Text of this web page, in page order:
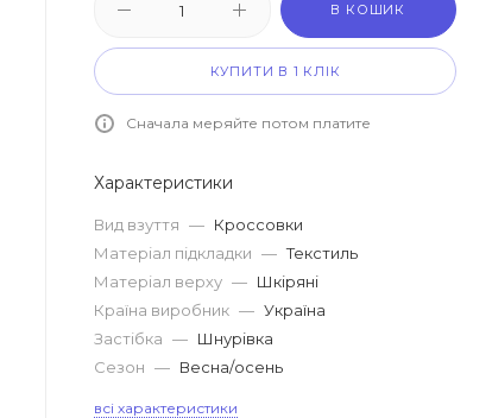
В КОШИК
КУПИТИ В 1 КЛІК
Сначала меряйте потом платите
Характеристики
Вид взуття — Кроссовки
Матеріал підкладки — Текстиль
Матеріал верху — Шкіряні
Країна виробник — Україна
Застібка — Шнурівка
Сезон — Весна/осень
всі характеристики